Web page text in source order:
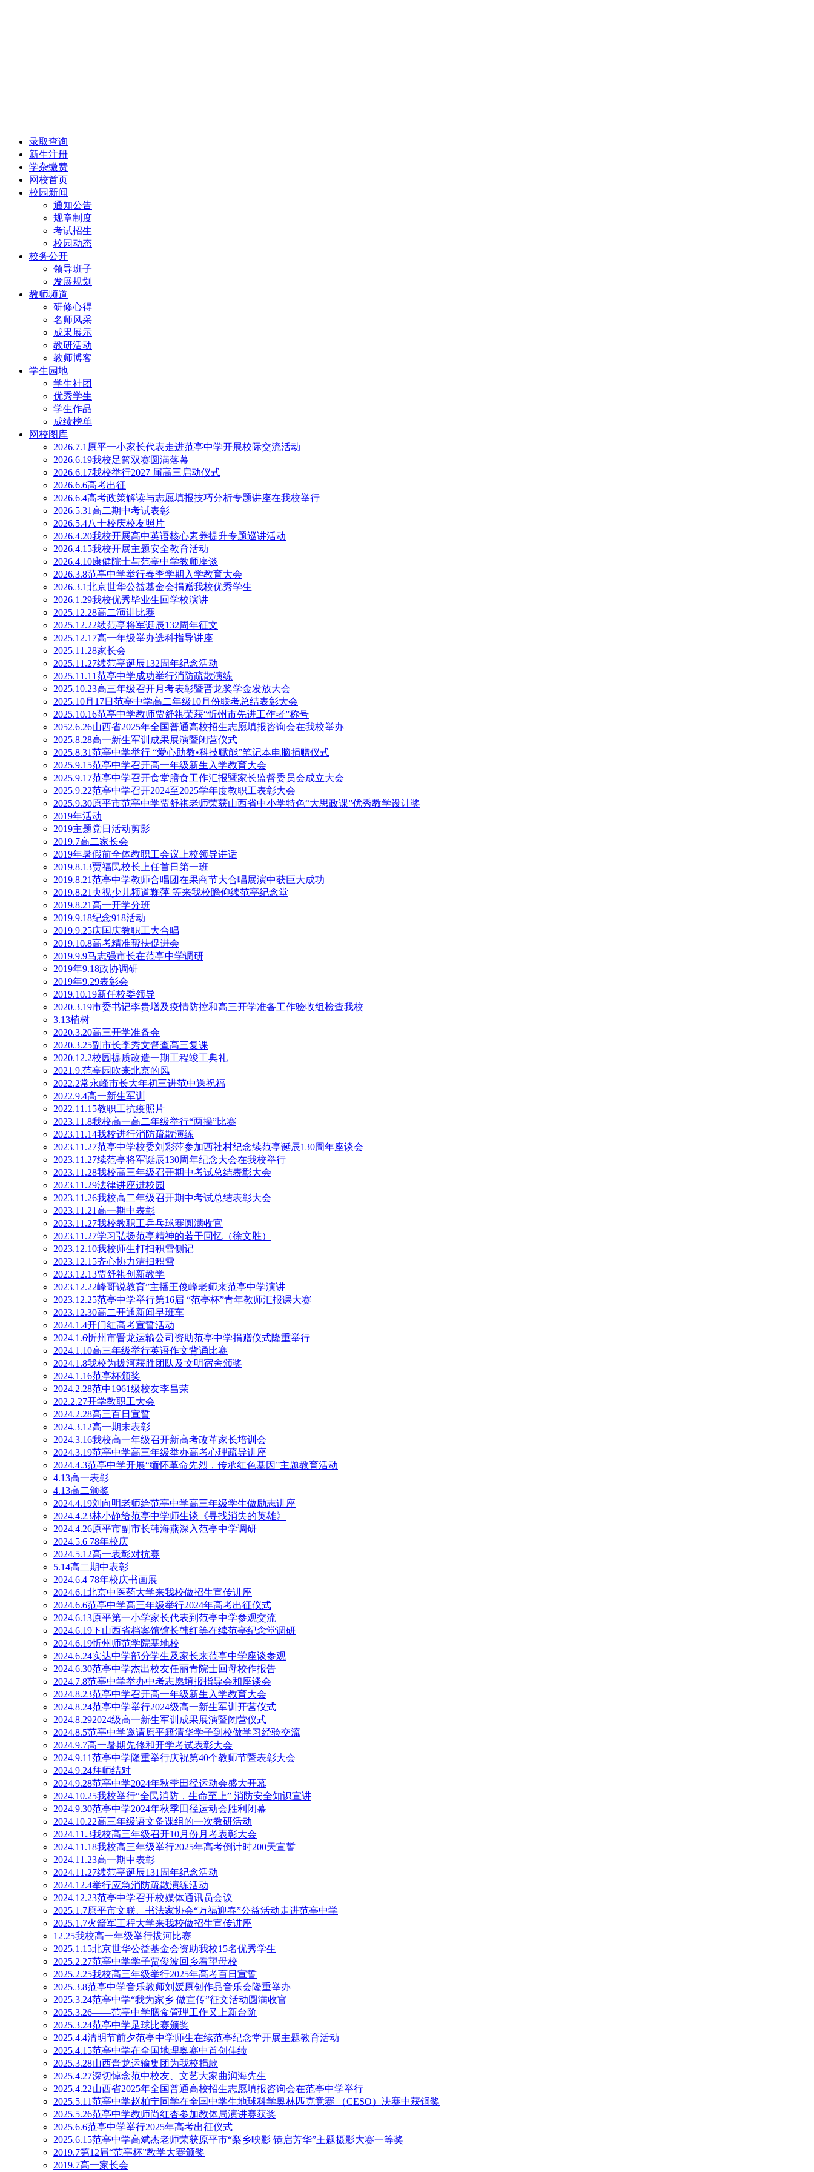
录取查询
新生注册
学杂缴费
网校首页
校园新闻
通知公告
规章制度
考试招生
校园动态
校务公开
领导班子
发展规划
教师频道
研修心得
名师风采
成果展示
教研活动
教师博客
学生园地
学生社团
优秀学生
学生作品
成绩榜单
网校图库
2026.7.1原平一小家长代表走进范亭中学开展校际交流活动
2026.6.19我校足篮双赛圆满落幕
2026.6.17我校举行2027 届高三启动仪式
2026.6.6高考出征
2026.6.4高考政策解读与志愿填报技巧分析专题讲座在我校举行
2026.5.31高二期中考试表彰
2026.5.4八十校庆校友照片
2026.4.20我校开展高中英语核心素养提升专题巡讲活动
2026.4.15我校开展主题安全教育活动
2026.4.10康健院士与范亭中学教师座谈
2026.3.8范亭中学举行春季学期入学教育大会
2026.3.1北京世华公益基金会捐赠我校优秀学生
2026.1.29我校优秀毕业生回学校演讲
2025.12.28高二演讲比赛
2025.12.22续范亭将军诞辰132周年征文
2025.12.17高一年级举办选科指导讲座
2025.11.28家长会
2025.11.27续范亭诞辰132周年纪念活动
2025.11.11范亭中学成功举行消防疏散演练
2025.10.23高三年级召开月考表彰暨晋龙奖学金发放大会
2025.10月17日范亭中学高二年级10月份联考总结表彰大会
2025.10.16范亭中学教师贾舒祺荣获“忻州市先进工作者”称号
2052.6.26山西省2025年全国普通高校招生志愿填报咨询会在我校举办
2025.8.28高一新生军训成果展演暨闭营仪式
2025.8.31范亭中学举行 “爱心助教•科技赋能”笔记本电脑捐赠仪式
2025.9.15范亭中学召开高一年级新生入学教育大会
2025.9.17范亭中学召开食堂膳食工作汇报暨家长监督委员会成立大会
2025.9.22范亭中学召开2024至2025学年度教职工表彰大会
2025.9.30原平市范亭中学贾舒祺老师荣获山西省中小学特色“大思政课”优秀教学设计奖
2019年活动
2019主题党日活动剪影
2019.7高二家长会
2019年暑假前全体教职工会议上校领导讲话
2019.8.13贾福民校长上任首日第一班
2019.8.21范亭中学教师合唱团在果商节大合唱展演中获巨大成功
2019.8.21央视少儿频道鞠萍 等来我校瞻仰续范亭纪念堂
2019.8.21高一开学分班
2019.9.18纪念918活动
2019.9.25庆国庆教职工大合唱
2019.10.8高考精准帮扶促进会
2019.9.9马志强市长在范亭中学调研
2019年9.18政协调研
2019年9.29表彰会
2019.10.19新任校委领导
2020.3.19市委书记李贵增及疫情防控和高三开学准备工作验收组检查我校
3.13植树
2020.3.20高三开学准备会
2020.3.25副市长李秀文督查高三复课
2020.12.2校园提质改造一期工程竣工典礼
2021.9.范亭园吹来北京的风
2022.2常永峰市长大年初三进范中送祝福
2022.9.4高一新生军训
2022.11.15教职工抗疫照片
2023.11.8我校高一高二年级举行“两操”比赛
2023.11.14我校进行消防疏散演练
2023.11.27范亭中学校委刘彩萍参加西社村纪念续范亭诞辰130周年座谈会
2023.11.27续范亭将军诞辰130周年纪念大会在我校举行
2023.11.28我校高三年级召开期中考试总结表彰大会
2023.11.29法律讲座进校园
2023.11.26我校高二年级召开期中考试总结表彰大会
2023.11.21高一期中表彰
2023.11.27我校教职工乒乓球赛圆满收官
2023.11.27学习弘扬范亭精神的若干回忆（徐文胜）
2023.12.10我校师生打扫积雪侧记
2023.12.15齐心协力清扫积雪
2023.12.13贾舒祺创新教学
2023.12.22峰哥说教育”主播王俊峰老师来范亭中学演讲
2023.12.25范亭中学举行第16届 “范亭杯”青年教师汇报课大赛
2023.12.30高二开通新闻早班车
2024.1.4开门红高考宣誓活动
2024.1.6忻州市晋龙运输公司资助范亭中学捐赠仪式隆重举行
2024.1.10高三年级举行英语作文背诵比赛
2024.1.8我校为拔河获胜团队及文明宿舍颁奖
2024.1.16范亭杯颁奖
2024.2.28范中1961级校友李昌荣
202.2.27开学教职工大会
2024.2.28高三百日宣誓
2024.3.12高一期末表彰
2024.3.16我校高一年级召开新高考改革家长培训会
2024.3.19范亭中学高三年级举办高考心理疏导讲座
2024.4.3范亭中学开展“缅怀革命先烈，传承红色基因”主题教育活动
4.13高一表彰
4.13高二颁奖
2024.4.19刘向明老师给范亭中学高三年级学生做励志讲座
2024.4.23林小静给范亭中学师生谈《寻找消失的英雄》
2024.4.26原平市副市长韩海燕深入范亭中学调研
2024.5.6 78年校庆
2024.5.12高一表彰对抗赛
5.14高二期中表彰
2024.6.4 78年校庆书画展
2024.6.1北京中医药大学来我校做招生宣传讲座
2024.6.6范亭中学高三年级举行2024年高考出征仪式
2024.6.13原平第一小学家长代表到范亭中学参观交流
2024.6.19下山西省档案馆馆长韩红等在续范亭纪念堂调研
2024.6.19忻州师范学院基地校
2024.6.24实达中学部分学生及家长来范亭中学座谈参观
2024.6.30范亭中学杰出校友任丽青院士回母校作报告
2024.7.8范亭中学举办中考志愿填报指导会和座谈会
2024.8.23范亭中学召开高一年级新生入学教育大会
2024.8.24范亭中学举行2024级高一新生军训开营仪式
2024.8.292024级高一新生军训成果展演暨闭营仪式
2024.8.5范亭中学邀请原平籍清华学子到校做学习经验交流
2024.9.7高一暑期先修和开学考试表彰大会
2024.9.11范亭中学隆重举行庆祝第40个教师节暨表彰大会
2024.9.24拜师结对
2024.9.28范亭中学2024年秋季田径运动会盛大开幕
2024.10.25我校举行“全民消防，生命至上” 消防安全知识宣讲
2024.9.30范亭中学2024年秋季田径运动会胜利闭幕
2024.10.22高三年级语文备课组的一次教研活动
2024.11.3我校高三年级召开10月份月考表彰大会
2024.11.18我校高三年级举行2025年高考倒计时200天宣誓
2024.11.23高一期中表彰
2024.11.27续范亭诞辰131周年纪念活动
2024.12.4举行应急消防疏散演练活动
2024.12.23范亭中学召开校媒体通讯员会议
2025.1.7原平市文联、书法家协会“万福迎春”公益活动走进范亭中学
2025.1.7火箭军工程大学来我校做招生宣传讲座
12.25我校高一年级举行拔河比赛
2025.1.15北京世华公益基金会资助我校15名优秀学生
2025.2.27范亭中学学子贾俊波回乡看望母校
2025.2.25我校高三年级举行2025年高考百日宣誓
2025.3.8范亭中学音乐教师刘媛原创作品音乐会隆重举办
2025.3.24范亭中学“我为家乡 做宣传”征文活动圆满收官
2025.3.26——范亭中学膳食管理工作又上新台阶
2025.3.24范亭中学足球比赛颁奖
2025.4.4清明节前夕范亭中学师生在续范亭纪念堂开展主题教育活动
2025.4.15范亭中学在全国地理奥赛中首创佳绩
2025.3.28山西晋龙运输集团为我校捐款
2025.4.27深切悼念范中校友、文艺大家曲润海先生
2025.4.22山西省2025年全国普通高校招生志愿填报咨询会在范亭中学举行
2025.5.11范亭中学赵柏宁同学在全国中学生地球科学奥林匹克竞赛 （CESO）决赛中获铜奖
2025.5.26范亭中学教师尚红杏参加教体局演讲赛获奖
2025.6.6范亭中学举行2025年高考出征仪式
2025.6.15范亭中学高斌杰老师荣获原平市“梨乡映影 镜启芳华”主题摄影大赛一等奖
2019.7第12届“范亭杯”教学大赛颁奖
2019.7高一家长会